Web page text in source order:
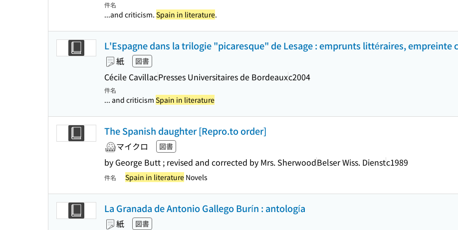
件名
...and criticism. Spain in literature.
L'Espagne dans la trilogie "picaresque" de Lesage : emprunts littéraires, empreinte
紙 図書
Cécile CavillacPresses Universitaires de Bordeauxc2004
件名
... and criticism Spain in literature
The Spanish daughter [Repro.to order]
マイクロ 図書
by George Butt ; revised and corrected by Mrs. SherwoodBelser Wiss. Dienstc1989
件名 Spain in literature Novels
La Granada de Antonio Gallego Burín : antología
紙 図書